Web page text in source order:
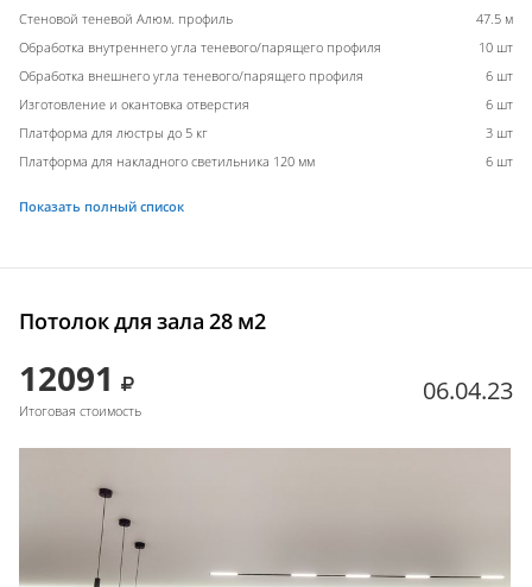
Стеновой теневой Алюм. профиль
47.5 м
Обработка внутреннего угла теневого/парящего профиля
10 шт
Обработка внешнего угла теневого/парящего профиля
6 шт
Изготовление и окантовка отверстия
6 шт
Платформа для люстры до 5 кг
3 шт
Платформа для накладного светильника 120 мм
6 шт
Показать полный список
Потолок для зала 28 м2
12091
Итоговая стоимость
06.04.23